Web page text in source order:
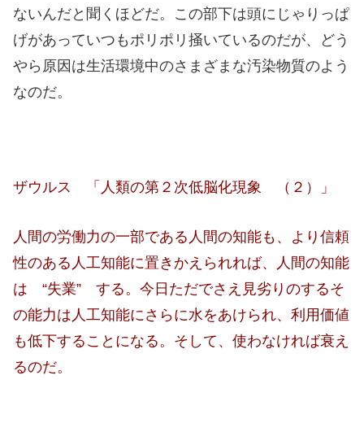
ないんだと聞くほどだ。この部下は頭にじゃりっぱ
げがあっていつもポリポリ掻いているのだが、どう
やら原因は生活環境中のさまざまな汚染物質のよう
なのだ。
ザウルス 「人類の第２次低脳化現象 （２）」
人間の労働力の一部である人間の知能も、より信頼
性のある人工知能に置きかえられれば、人間の知能
は “失業” する。今日ただでさえ見劣りのするそ
の能力は人工知能にさらに水をあけられ、利用価値
も低下することになる。そして、使わなければ衰え
るのだ。